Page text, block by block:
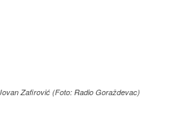
Zafirović (Foto: Radio Goraždevac)